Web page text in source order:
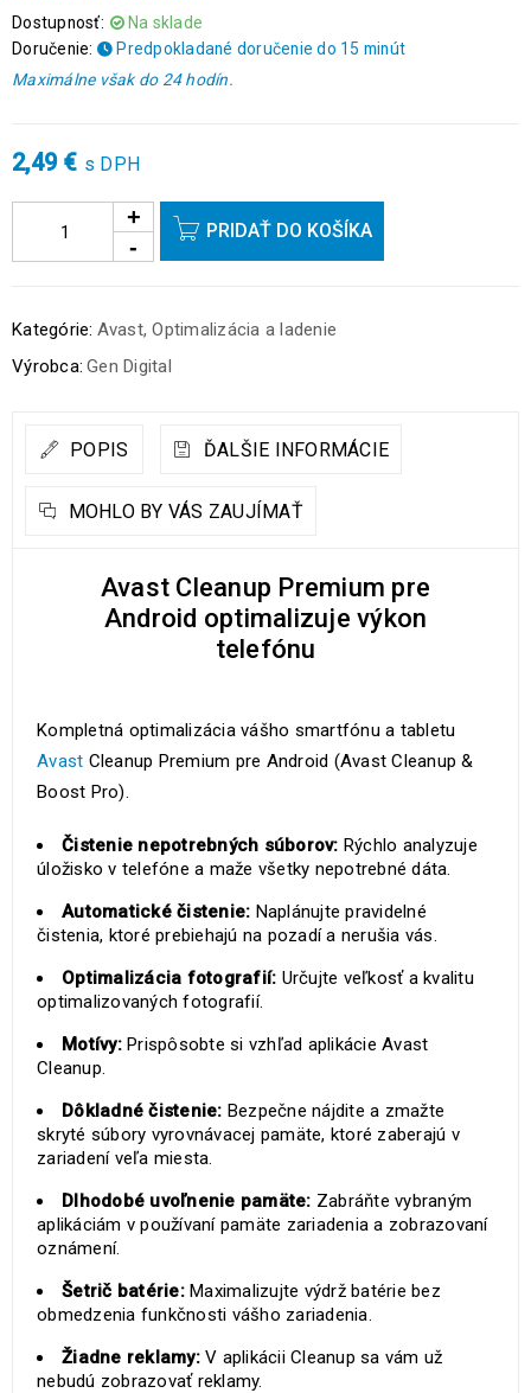
Dostupnosť:
Na sklade
Doručenie:
Predpokladané doručenie do 15 minút
Maximálne však do 24 hodín.
2,49 € s DPH
PRIDAŤ DO KOŠÍKA
Kategórie: Avast,Optimalizácia a ladenie
Výrobca: Gen Digital
POPIS ĎALŠIE INFORMÁCIE
MOHLO BY VÁS ZAUJÍMAŤ
Avast Cleanup Premium pre
Android optimalizuje výkon
telefónu
Kompletná optimalizácia vášho smartfónu a tabletu
Avast Cleanup Premium pre Android (Avast Cleanup &
Boost Pro).
Čistenie nepotrebných súborov: Rýchlo analyzuje
úložisko v telefóne a maže všetky nepotrebné dáta.
Automatické čistenie: Naplánujte pravidelné
čistenia, ktoré prebiehajú na pozadí a nerušia vás.
Optimalizácia fotografií: Určujte veľkosť a kvalitu
optimalizovaných fotografií.
Motívy:Prispôsobte si vzhľad aplikácie Avast
Cleanup.
Dôkladné čistenie: Bezpečne nájdite a zmažte
skryté súbory vyrovnávacej pamäte, ktoré zaberajú v
zariadení veľa miesta.
Dlhodobé uvoľnenie pamäte: Zabráňte vybraným
aplikáciám v používaní pamäte zariadenia a zobrazovaní
oznámení.
Šetrič batérie:Maximalizujte výdrž batérie bez
obmedzenia funkčnosti vášho zariadenia.
Žiadne reklamy:V aplikácii Cleanup sa vám už
nebudú zobrazovať reklamy.